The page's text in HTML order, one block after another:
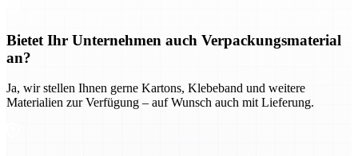
Bietet Ihr Unternehmen auch Verpackungsmaterial
an?
Ja, wir stellen Ihnen gerne Kartons, Klebeband und weitere
Materialien zur Verfügung – auf Wunsch auch mit Lieferung.